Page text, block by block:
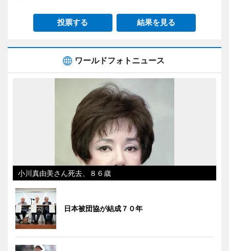
投票する 結果を見る
ワールドフォトニュース
小川真由美さん死去、８６歳
日本被団協が結成７０年